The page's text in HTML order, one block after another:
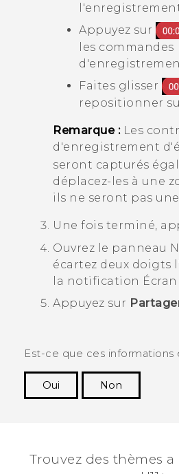
Appuyez sur
les commandes
Faites glisser
repositionner
Remarque :Les
d'enregistrement
seront capturés
déplacez-les à une
ils ne seront pas
Une fois terminé,
Ouvrez le panneau
écartez deux doigts
la notification
Appuyez sur
Est-ce que ces informations
Oui
Non
Trouvez des thèmes